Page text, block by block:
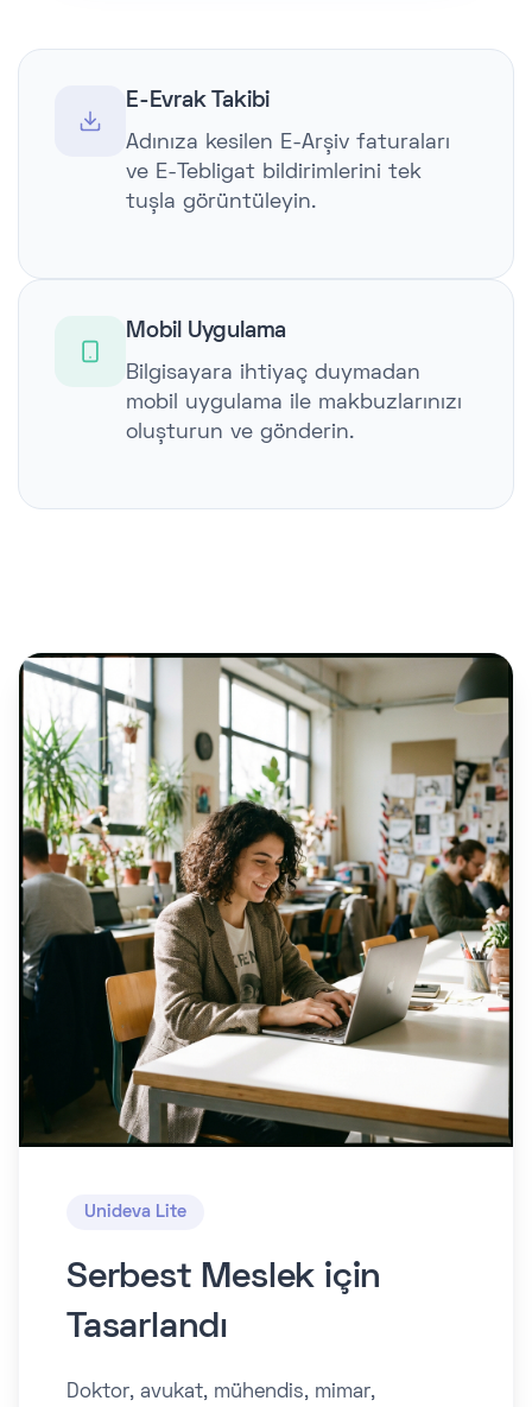
E-Evrak Takibi
Adınıza kesilen E-Arşiv faturaları
ve E-Tebligat bildirimlerini tek
tuşla görüntüleyin.
Mobil Uygulama
Bilgisayara ihtiyaç duymadan
mobil uygulama ile makbuzlarınızı
oluşturun ve gönderin.
Unideva Lite
Serbest Meslek için
Tasarlandı
Doktor, avukat, mühendis, mimar,